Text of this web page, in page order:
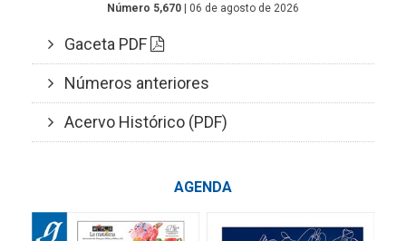
Número 5,670 | 06 de agosto de 2026
Gaceta PDF
Números anteriores
Acervo Histórico (PDF)
AGENDA